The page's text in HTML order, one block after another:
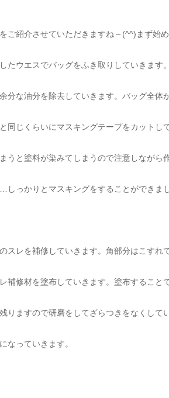
ご紹介させていただきますね～(^^)まず始
たウエスでバッグをふき取りしていきます
分な油分を除去していきます。バッグ全体
同じくらいにマスキングテープをカットし
うと塗料が染みてしまうので注意しながら
しっかりとマスキングをすることができま
スレを補修していきます。角部分はこすれ
補修材を塗布していきます。塗布すること
りますので研磨をしてざらつきをなくして
なっていきます。